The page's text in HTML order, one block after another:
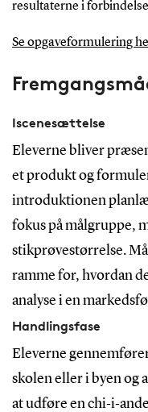
resultaterne i
Se opgaveformulering
Iscenesættelse
Eleverne bliver
et produkt og
introduktionen
fokus på målgruppe,
stikprøvestørrelse.
ramme for, hvordan
analyse i en
Handlingsfase
Eleverne
skolen eller i byen og
at udføre en